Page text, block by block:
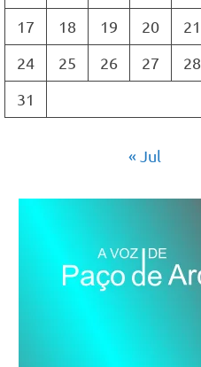
17
18 19 20 21
24
25 26 27 28
31
« Jul